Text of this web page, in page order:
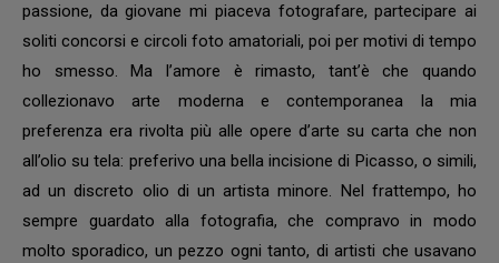
passione, da giovane mi piaceva fotografare, partecipare ai
soliti concorsi e circoli foto amatoriali, poi per motivi di tempo
ho smesso. Ma l’amore è rimasto, tant’è che quando
collezionavo arte moderna e contemporanea la mia
preferenza era rivolta più alle opere d’arte su carta che non
all’olio su tela: preferivo una bella incisione di Picasso, o simili,
ad un discreto olio di un artista minore. Nel frattempo, ho
sempre guardato alla fotografia, che compravo in modo
molto sporadico, un pezzo ogni tanto, di artisti che usavano